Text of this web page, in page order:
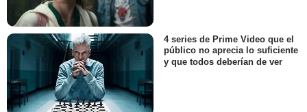
4 series de Prime Video que el
público no aprecia lo suficiente
y que todos deberían de ver